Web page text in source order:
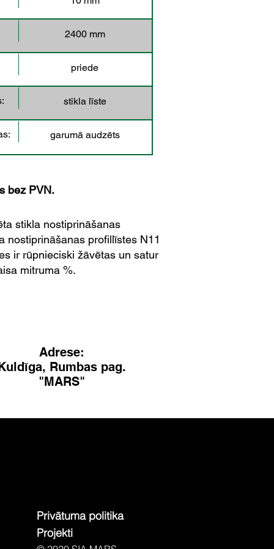
2400 mm
priede
stikla līste
garumā audzēts
bez PVN.
stikla nostiprināšanas
nostiprināšanas profillīstes N11
ir rūpnieciski žāvētas un satur
mitruma %.
Adrese:
Rumbas pag.
"MARS"
Privātuma politika
Projekti